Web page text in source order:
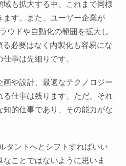
域も拡大する中、これまで同様
ます。また、ユーザー企業が
ウドや自動化の範囲を拡大し
必要はなく内製化も容易にな
事は先細りです。
画や設計、最適なテクノロジー
る仕事は残ります。ただ、それ
知的仕事であり、その能力がな
タントへとシフトすればいい
ことではないように思いま